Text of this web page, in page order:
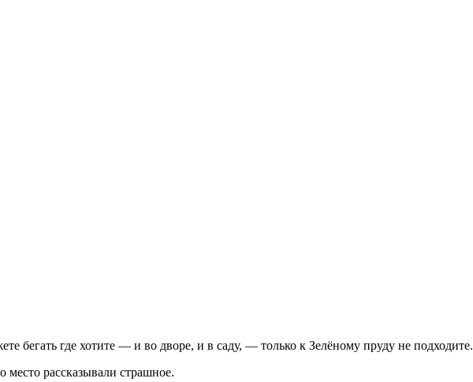
где хотите — и во дворе, и в саду, — только к Зелёному пруду не подходите.
место рассказывали страшное.